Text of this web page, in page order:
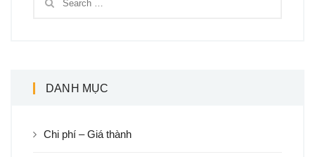
DANH MỤC
Chi phí – Giá thành